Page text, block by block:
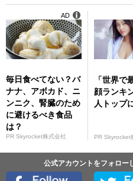
毎日食べてない？バ
ナナ、アボカド、ニ
ンニク、腎臓のため
に避けるべき食品
は？
PR Skyrocket株式会社
AD
「世界で
顔ランキ
人トップ
PR Skyrocket
公式アカウントをフォロー